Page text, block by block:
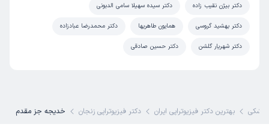
دکتر بیژن نقیب زاده دکتر سیده سهیلا سامی الدبونی
دکتر بهشید گروسی همایون طاهریها دکتر محمدرضا عبادزاده
دکتر شهریار گلشن دکتر حسین صادقی
بهترین دکتر فیزیوتراپی ایران دکتر فیزیوتراپی زنجان خدیجه جز مقدم